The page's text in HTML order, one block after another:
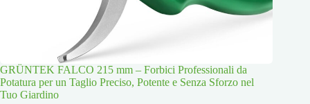
GRÜNTEK FALCO 215 mm – Forbici Professionali da
Potatura per un Taglio Preciso, Potente e Senza Sforzo nel
Tuo Giardino